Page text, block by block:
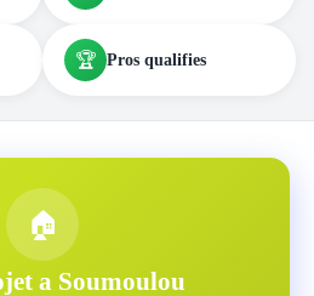
🏆 Pros qualifies
🏠
a Soumoulou